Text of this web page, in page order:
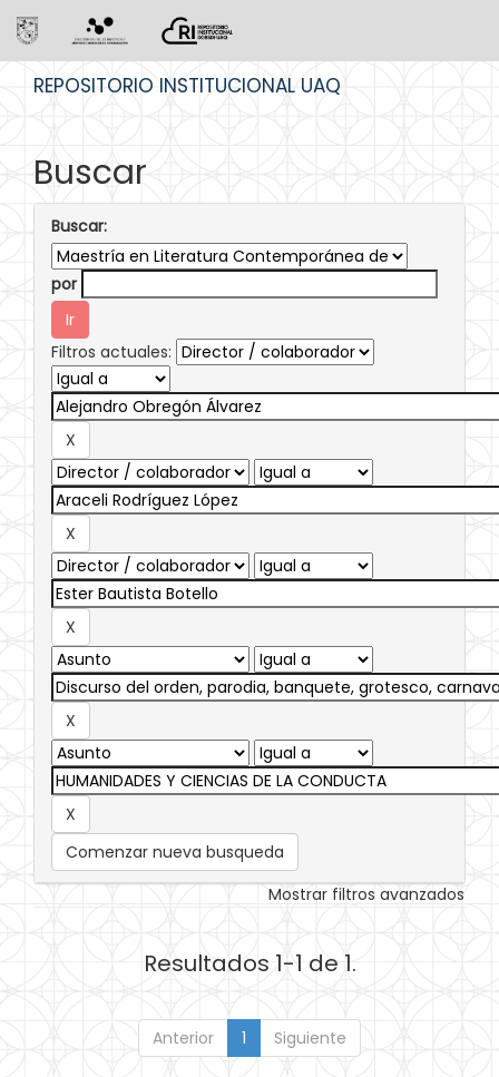
REPOSITORIO INSTITUCIONAL UAQ
Buscar
Buscar:
por
Filtros actuales:
Comenzar nueva busqueda
Mostrar filtros avanzados
Resultados 1-1 de 1.
Anterior 1 Siguiente